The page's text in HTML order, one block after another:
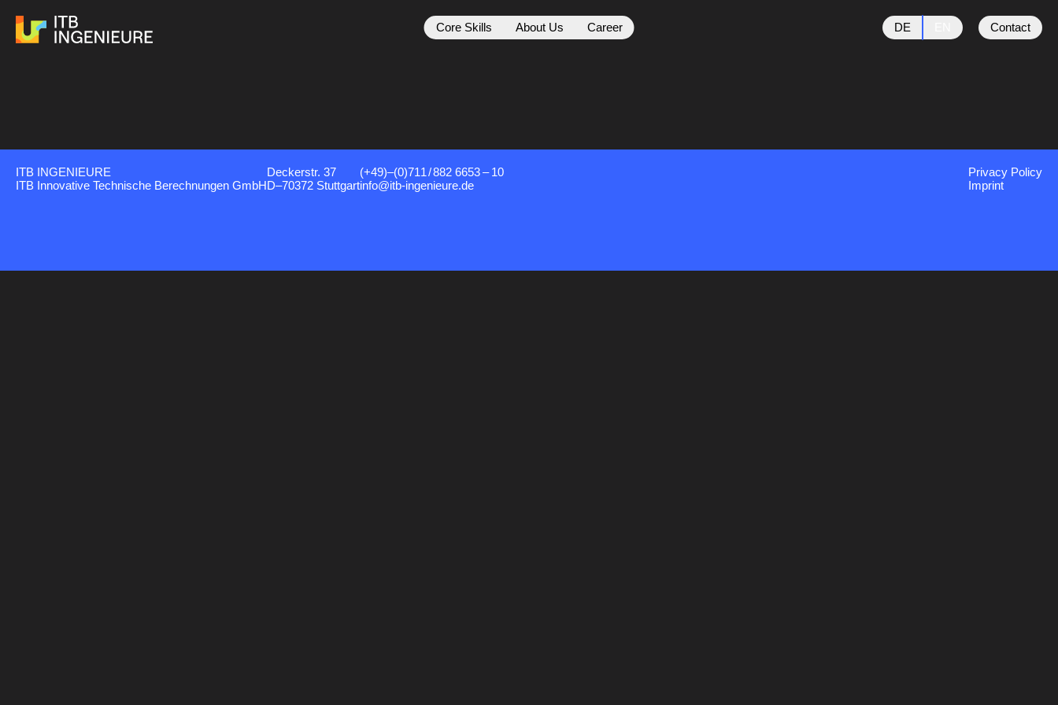
Core Skills About Us Career DE Contact
ITB INGENIEURE
ITB Innovative Technische Berechnungen GmbH
Deckerstr. 37
D–70372 Stuttgart
(+49)–(0)711/882 6653– 10
info@itb-ingenieure.de
Privacy Policy
Imprint